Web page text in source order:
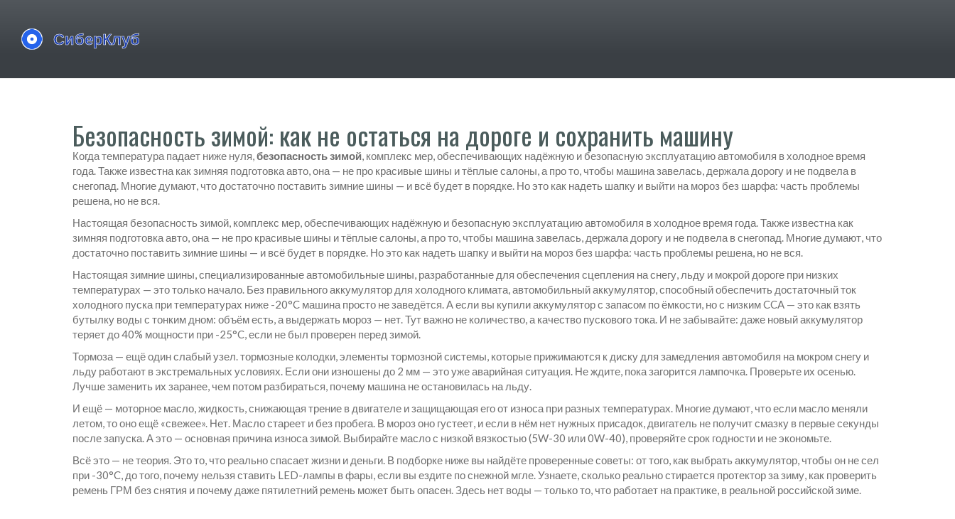
Безопасность зимой: как не остаться на дороге и сохранить машину
Когда температура падает ниже нуля,безопасность зимой, комплекс мер, обеспечивающих надёжную и безопасную эксплуатацию автомобиля в холодное время
года. Также известна какзимняя подготовка авто, она — не про красивые шины и тёплые салоны, а про то, чтобы машина завелась, держала дорогу и не подвела в
снегопад. Многие думают, что достаточно поставить зимние шины — и всё будет в порядке. Но это как надеть шапку и выйти на мороз без шарфа: часть проблемы
решена, но не вся.
Настоящая безопасность зимой, комплекс мер, обеспечивающих надёжную и безопасную эксплуатацию автомобиля в холодное время года. Также известна как
зимняя подготовка авто, она — не про красивые шины и тёплые салоны, а про то, чтобы машина завелась, держала дорогу и не подвела в снегопад. Многие думают, что
достаточно поставить зимние шины — и всё будет в порядке. Но это как надеть шапку и выйти на мороз без шарфа: часть проблемы решена, но не вся.
Настоящая зимние шины,специализированные автомобильные шины, разработанные для обеспечения сцепления на снегу, льду и мокрой дороге при низких
температурах — это только начало. Без правильногоаккумулятор для холодного климата,автомобильный аккумулятор, способный обеспечить достаточный ток
холодного пуска при температурах ниже -20°C машина просто не заведётся. А если вы купили аккумулятор с запасом по ёмкости, но с низким CCA — это как взять
бутылку воды с тонким дном: объём есть, а выдержать мороз — нет. Тут важно не количество, а качество пускового тока. И не забывайте: даже новый аккумулятор
теряет до 40% мощности при -25°C, если не был проверен перед зимой.
Тормоза — ещё один слабый узел.тормозные колодки,элементы тормозной системы, которые прижимаются к диску для замедления автомобиля на мокром снегу и
льду работают в экстремальных условиях. Если они изношены до 2 мм — это уже аварийная ситуация. Не ждите, пока загорится лампочка. Проверьте их осенью.
Лучше заменить их заранее, чем потом разбираться, почему машина не остановилась на льду.
И ещё — моторное масло,жидкость, снижающая трение в двигателе и защищающая его от износа при разных температурах. Многие думают, что если масло меняли
летом, то оно ещё «свежее». Нет. Масло стареет и без пробега. В мороз оно густеет, и если в нём нет нужных присадок, двигатель не получит смазку в первые секунды
после запуска. А это — основная причина износа зимой. Выбирайте масло с низкой вязкостью (5W-30 или 0W-40), проверяйте срок годности и не экономьте.
Всё это — не теория. Это то, что реально спасает жизни и деньги. В подборке ниже вы найдёте проверенные советы: от того, как выбрать аккумулятор, чтобы он не сел
при -30°C, до того, почему нельзя ставить LED-лампы в фары, если вы ездите по снежной мгле. Узнаете, сколько реально стирается протектор за зиму, как проверить
ремень ГРМ без снятия и почему даже пятилетний ремень может быть опасен. Здесь нет воды — только то, что работает на практике, в реальной российской зиме.